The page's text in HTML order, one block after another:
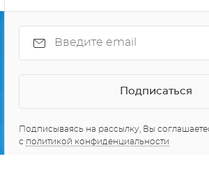
Подписываясь на рассылку, Вы
с политикой конфиденциальности